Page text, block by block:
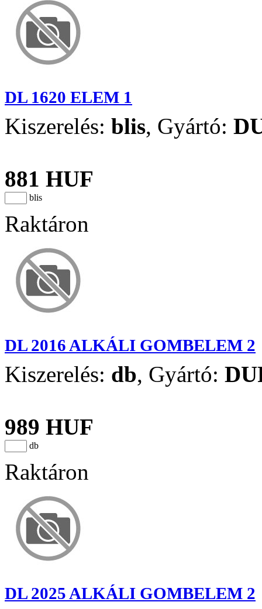
DL 1620 ELEM 1
Kiszerelés: blis, Gyártó:
881 HUF
blis
Raktáron
DL 2016 ALKÁLI GOMBELEM 2
Kiszerelés: db, Gyártó:
989 HUF
db
Raktáron
DL 2025 ALKÁLI GOMBELEM 2